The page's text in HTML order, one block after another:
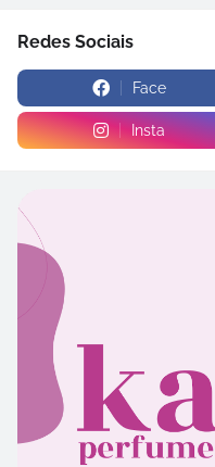
Redes Sociais
Face
Insta